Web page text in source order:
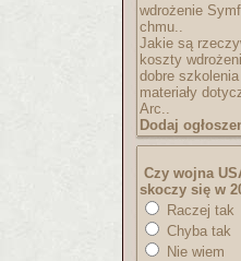
wdrożenie
chmu..
Jakie są
koszty
dobre
materiały
Arc..
Dodaj
Czy wojna
skoczy się w
Raczej tak
Chyba tak
Nie wiem